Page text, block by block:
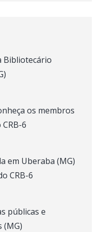
Bibliotecário
os membros
6
em Uberaba (MG)
CRB-6
públicas e
(MG)